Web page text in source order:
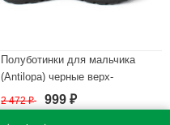
Полуботинки для мальчика
(Antilopa) черные верх-
искусственный нубук
подкладка-натуральная кожа
2 472₽ 999 ₽